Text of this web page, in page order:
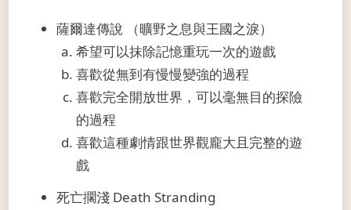
薩爾達傳說 （曠野之息與王國之淚）
希望可以抹除記憶重玩一次的遊戲
喜歡從無到有慢慢變強的過程
喜歡完全開放世界，可以毫無目的探險
的過程
喜歡這種劇情跟世界觀龐大且完整的遊
戲
死亡擱淺 Death Stranding